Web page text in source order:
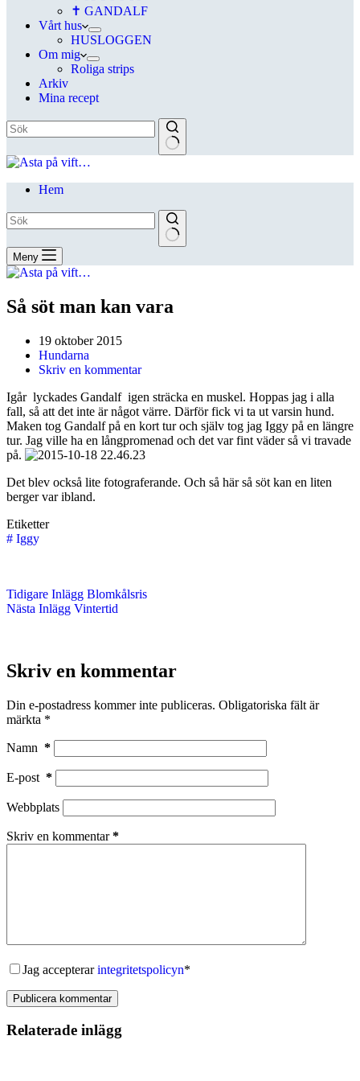
✝ GANDALF
Vårt hus
HUSLOGGEN
Om mig
Roliga strips
Arkiv
Mina recept
Hem
Meny
Så söt man kan vara
19 oktober 2015
Hundarna
Skriv en kommentar
Igår lyckades Gandalf igen sträcka en muskel. Hoppas jag i alla
fall, så att det inte är något värre. Därför fick vi ta ut varsin hund.
Maken tog Gandalf på en kort tur och själv tog jag Iggy på en längre
tur. Jag ville ha en långpromenad och det var fint väder så vi travade
på.
Det blev också lite fotograferande. Och så här så söt kan en liten
berger var ibland.
Etiketter
# Iggy
Tidigare Inlägg Blomkålsris
Nästa Inlägg Vintertid
Skriv en kommentar
Din e-postadress kommer inte publiceras. Obligatoriska fält är
märkta *
Namn *
E-post *
Webbplats
Skriv en kommentar*
Jag accepterarintegritetspolicyn*
Publicera kommentar
Relaterade inlägg